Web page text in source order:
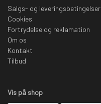
Salgs- og leveringsbetingelser
Cookies
Fortrydelse og reklamation
Om os
Kontakt
Tilbud
Vis på shop